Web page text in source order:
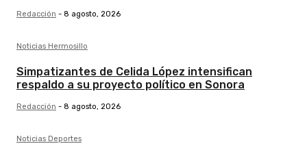
Redacción - 8 agosto, 2026
Noticias Hermosillo
Simpatizantes de Celida López intensifican
respaldo a su proyecto político en Sonora
Redacción - 8 agosto, 2026
Noticias Deportes